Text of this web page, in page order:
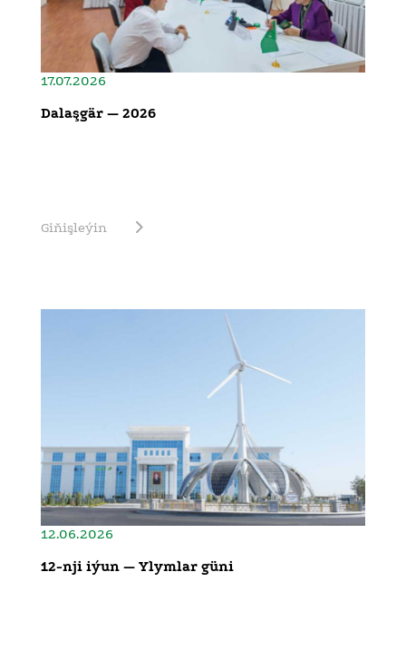
17.07.2026
Dalaşgär — 2026
Giňişleýin
12.06.2026
12-nji iýun — Ylymlar güni